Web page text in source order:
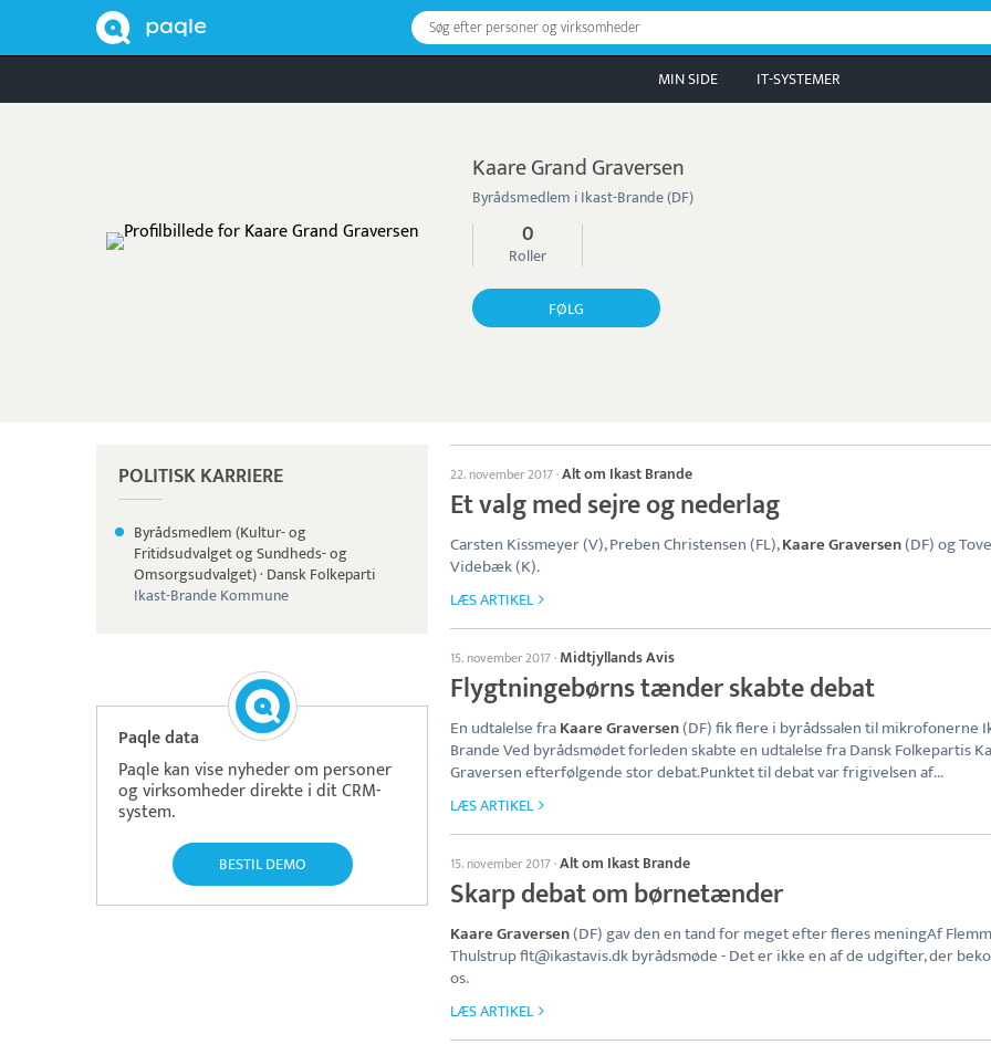
Søg efter personer og virksomheder
MIN SIDE IT-SYSTEMER
Kaare Grand Graversen
Byrådsmedlem i Ikast-Brande (DF)
0
Roller
FØLG
POLITISK KARRIERE
Byrådsmedlem (Kultur- og
Fritidsudvalget og Sundheds- og
Omsorgsudvalget)· Dansk Folkeparti
Ikast-Brande Kommune
Paqle data
Paqle kan vise nyheder om personer
og virksomheder direkte i dit CRM-
system.
BESTIL DEMO
22. november 2017·Alt om Ikast Brande
Et valg med sejre og nederlag
Carsten Kissmeyer (V), Preben Christensen (FL),Kaare Graversen(DF) og Tove
Videbæk (K).
LÆS ARTIKEL
15. november 2017· Midtjyllands Avis
Flygtningebørns tænder skabte debat
En udtalelse fraKaare Graversen(DF) fik flere i byrådssalen til mikrofonerne
Brande Ved byrådsmødet forleden skabte en udtalelse fra Dansk Folkepartis
Graversen efterfølgende stor debat.Punktet til debat var frigivelsen af...
LÆS ARTIKEL
15. november 2017·Alt om Ikast Brande
Skarp debat om børnetænder
Kaare Graversen(DF) gav den en tand for meget efter fleres meningAf
Thulstrup flt@ikastavis.dk byrådsmøde - Det er ikke en af de udgifter, der
os.
LÆS ARTIKEL